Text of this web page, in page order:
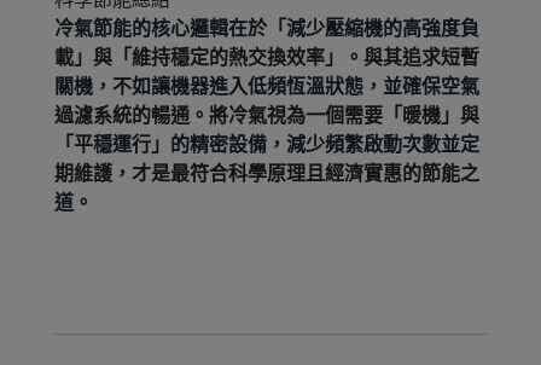
冷氣節能的核心邏輯在於「減少壓縮機的高強度負
載」與「維持穩定的熱交換效率」。與其追求短暫
關機，不如讓機器進入低頻恆溫狀態，並確保空氣
過濾系統的暢通。將冷氣視為一個需要「暖機」與
「平穩運行」的精密設備，減少頻繁啟動次數並定
期維護，才是最符合科學原理且經濟實惠的節能之
道。